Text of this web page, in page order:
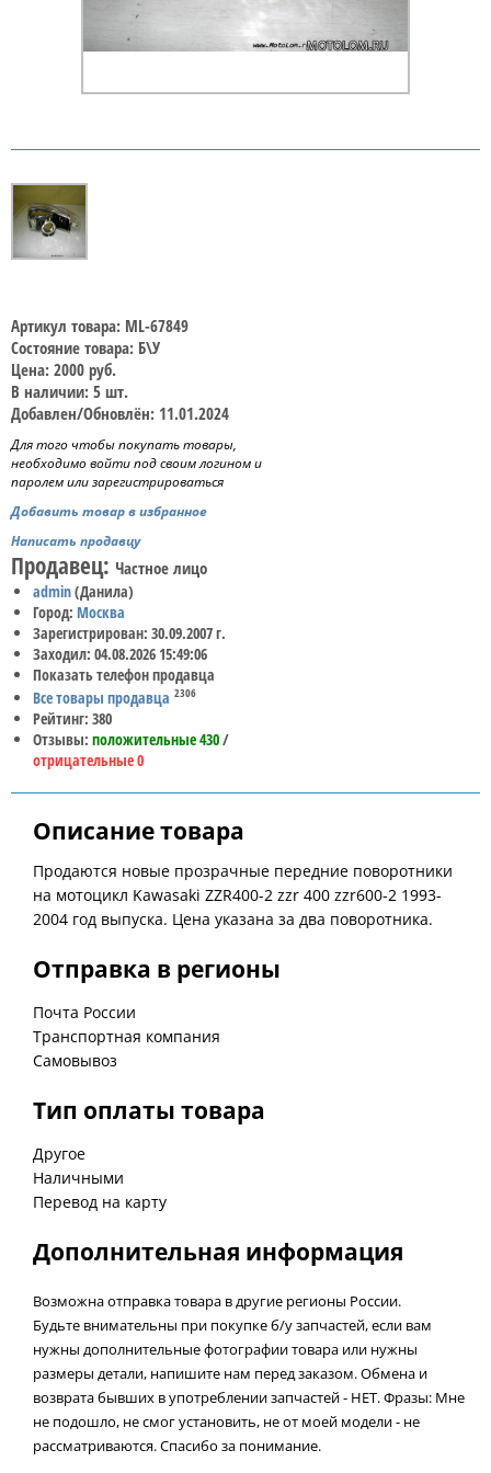
Артикул товара: ML-67849
Состояние товара: Б\У
Цена: 2000 руб.
В наличии: 5 шт.
Добавлен/Обновлён: 11.01.2024
Для того чтобы покупать товары,
необходимо войти под своим логином и
паролем или зарегистрироваться
Добавить товар в избранное
Написать продавцу
Продавец: Частное лицо
admin(Данила)
Город: Москва
Зарегистрирован: 30.09.2007 г.
Заходил: 04.08.2026 15:49:06
Показать телефон продавца
Все товары продавца 2306
Рейтинг: 380
Отзывы: положительные 430/
отрицательные 0
Описание товара
Продаются новые прозрачные передние поворотники
на мотоцикл Kawasaki ZZR400-2 zzr 400 zzr600-2 1993-
2004 год выпуска. Цена указана за два поворотника.
Отправка в регионы
Почта России
Транспортная компания
Самовывоз
Тип оплаты товара
Другое
Наличными
Перевод на карту
Дополнительная информация
Возможна отправка товара в другие регионы России.
Будьте внимательны при покупке б/у запчастей, если вам
нужны дополнительные фотографии товара или нужны
размеры детали, напишите нам перед заказом. Обмена и
возврата бывших в употреблении запчастей - НЕТ. Фразы: Мне
не подошло, не смог установить, не от моей модели - не
рассматриваются. Спасибо за понимание.